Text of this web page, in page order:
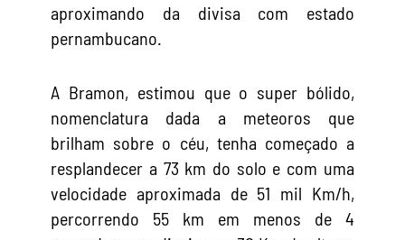
aproximando da divisa com estado
pernambucano.
A Bramon, estimou que o super bólido,
nomenclatura dada a meteoros que
brilham sobre o céu, tenha começado a
resplandecer a 73 km do solo e com uma
velocidade aproximada de 51 mil Km/h,
percorrendo 55 km em menos de 4